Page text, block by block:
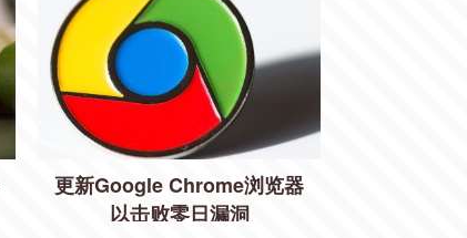
更新Google Chrome浏览器
以击败零日漏洞